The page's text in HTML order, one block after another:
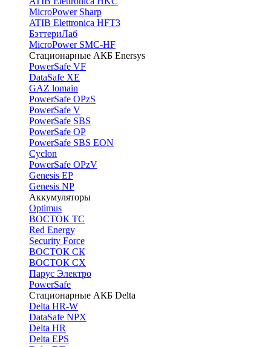
MicroPower Sharp
ATIB Elettronica HFT3
БэттериЛаб
MicroPower SMC-HF
Стационарные АКБ Enersys
PowerSafe VF
DataSafe XE
GAZ lomain
PowerSafe OPzS
PowerSafe V
PоwerSafe SBS
PowerSafe OP
PоwerSafe SBS EON
Cyclon
PowerSafe OPzV
Genesis EP
Genesis NP
Аккумуляторы
Optimus
ВОСТОК ТС
Red Energy
Security Force
ВОСТОК СК
ВОСТОК СХ
Парус Электро
PowerSafe
Стационарные АКБ Delta
Delta HR-W
DataSafe NPX
Delta HR
Delta EPS